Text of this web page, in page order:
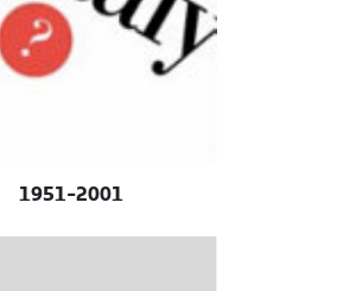
1951-2001